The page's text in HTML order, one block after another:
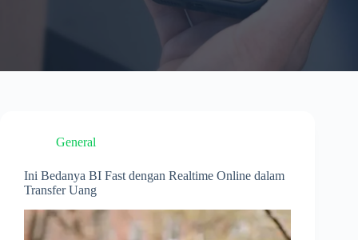
General
Ini Bedanya BI Fast dengan Realtime Online dalam
Transfer Uang